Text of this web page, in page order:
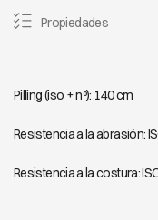
Propiedades
Pilling (iso + nº): 140 cm
Resistencia a la abrasión:
Resistencia a la costura: